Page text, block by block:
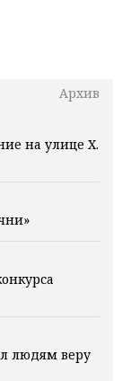
Архив
на улице Х.
людям веру